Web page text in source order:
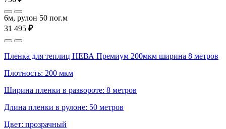
6м, рулон 50 пог.м
31 495 ₽
Пленка для теплиц НЕВА Премиум 200мкм ширина 8 метров
Плотность: 200 мкм
Ширина пленки в развороте: 8 метров
Длина пленки в рулоне: 50 метров
Цвет: прозрачный